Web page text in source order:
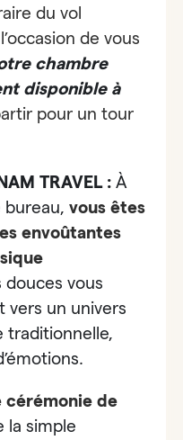
du vol
de vous
chambre
disponible à
pour un tour
TRAVEL : À
bureau,vous êtes
envoûtantes
douces vous
vers un univers
traditionnelle,
cérémonie de
la simple